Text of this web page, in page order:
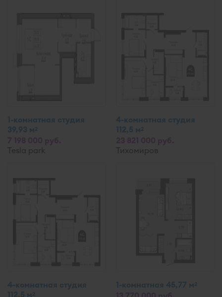
1-комнатная студия
39,93 м2
Tesla park
4-комнатная студия
112,5 м2
Тихомиров
4-комнатная студия
112,5 м2
1-комнатная 45,77 м2